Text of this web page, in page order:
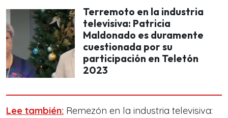
Terremoto en la industria
televisiva: Patricia
Maldonado es duramente
cuestionada por su
participación en Teletón
2023
Lee también: Remezón en la industria televisiva: